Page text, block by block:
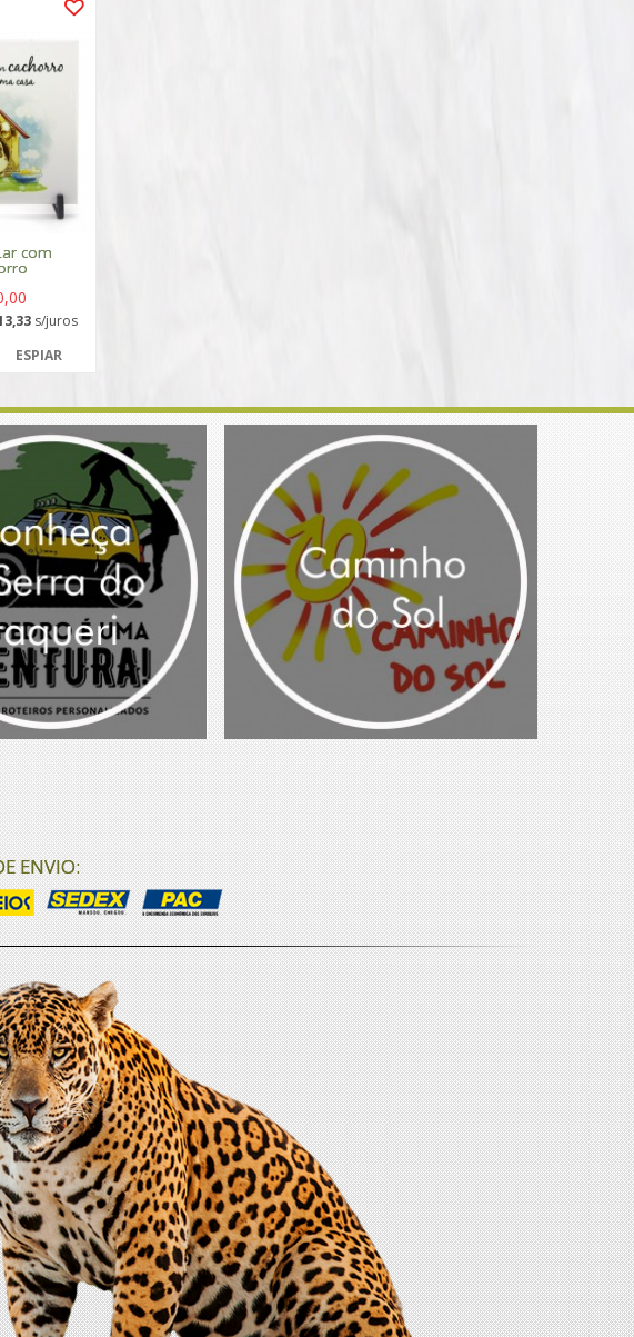
com
s/juros
ESPIAR
ENVIO: